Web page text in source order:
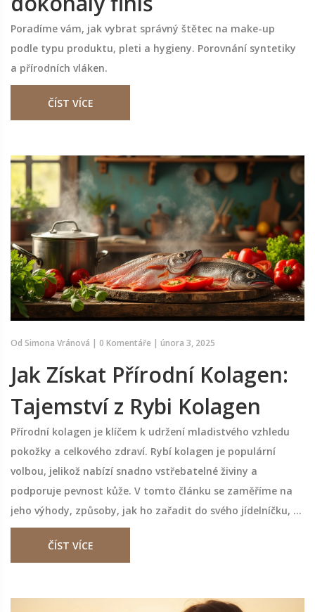
Poradíme vám, jak vybrat správný štětec na make-up
podle typu produktu, pleti a hygieny. Porovnání syntetiky
a přírodních vláken.
ČÍST VÍCE
Od Simona Vránová | 0 Komentáře | února 3, 2025
Jak Získat Přírodní Kolagen:
Tajemství z Rybi Kolagen
Přírodní kolagen je klíčem k udržení mladistvého vzhledu
pokožky a celkového zdraví. Rybí kolagen je populární
volbou, jelikož nabízí snadno vstřebatelné živiny a
podporuje pevnost kůže. V tomto článku se zaměříme na
jeho výhody, způsoby, jak ho zařadit do svého jídelníčku, a
přednosti oproti jiným druhům kolagenu. Podělíme se také
o recepty a tipy, jak si zařadit rybí kolagen do
ČÍST VÍCE